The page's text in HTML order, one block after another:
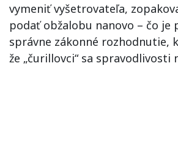
vymeniť vyšetrovateľa,
podať obžalobu nanovo – čo je
správne zákonné rozhodnutie,
že „čurillovci“ sa spravodlivosti